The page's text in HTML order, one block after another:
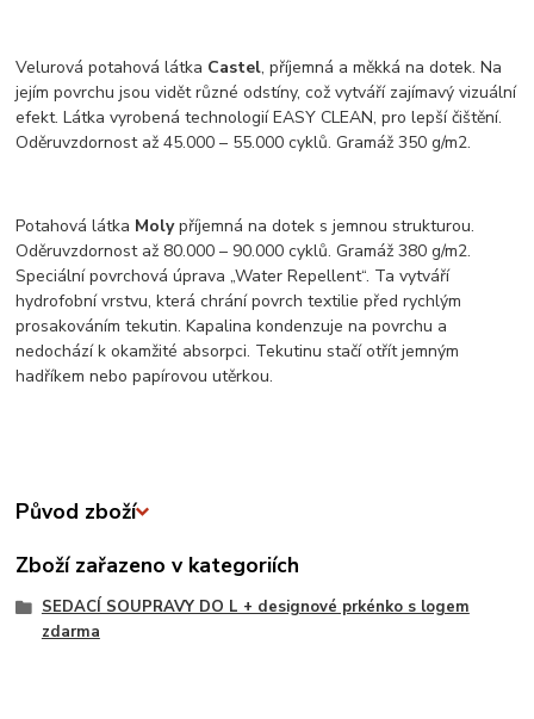
Velurová potahová látka Castel, příjemná a měkká na dotek. Na
jejím povrchu jsou vidět různé odstíny, což vytváří zajímavý vizuální
efekt. Látka vyrobená technologií EASY CLEAN, pro lepší čištění.
Oděruvzdornost až 45.000 – 55.000 cyklů. Gramáž 350 g/m2.
Potahová látka Molypříjemná na dotek s jemnou strukturou.
Oděruvzdornost až 80.000 – 90.000 cyklů. Gramáž 380 g/m2.
Speciální povrchová úprava „Water Repellent“. Ta vytváří
hydrofobní vrstvu, která chrání povrch textilie před rychlým
prosakováním tekutin. Kapalina kondenzuje na povrchu a
nedochází k okamžité absorpci. Tekutinu stačí otřít jemným
hadříkem nebo papírovou utěrkou.
Původ zboží
Zboží zařazeno v kategoriích
SEDACÍ SOUPRAVY DO L + designové prkénko s logem
zdarma